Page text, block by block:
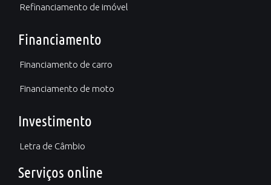
Refinanciamento de imóvel
Financiamento
Financiamento de carro
Financiamento de moto
Investimento
Letra de Câmbio
Serviços online